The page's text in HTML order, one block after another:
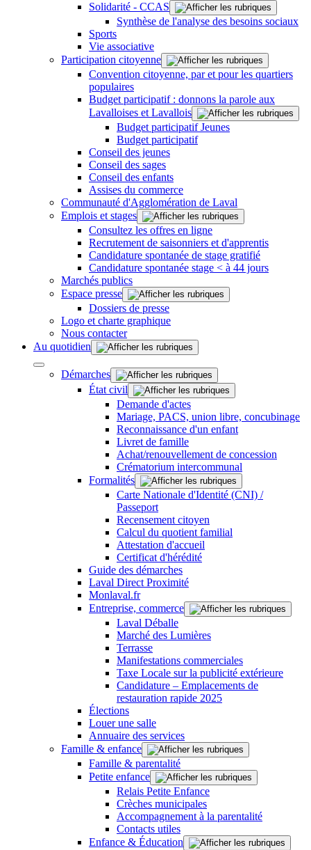
Solidarité - CCAS
Synthèse de l'analyse des besoins sociaux
Sports
Vie associative
Participation citoyenne
Convention citoyenne, par et pour les quartiers
populaires
Budget participatif : donnons la parole aux
Lavalloises et Lavallois
Budget participatif Jeunes
Budget participatif
Conseil des jeunes
Conseil des sages
Conseil des enfants
Assises du commerce
Communauté d'Agglomération de Laval
Emplois et stages
Consultez les offres en ligne
Recrutement de saisonniers et d'apprentis
Candidature spontanée de stage gratifié
Candidature spontanée stage < à 44 jours
Marchés publics
Espace presse
Dossiers de presse
Logo et charte graphique
Nous contacter
Au quotidien
Démarches
État civil
Demande d'actes
Mariage, PACS, union libre, concubinage
Reconnaissance d'un enfant
Livret de famille
Achat/renouvellement de concession
Crématorium intercommunal
Formalités
Carte Nationale d'Identité (CNI) /
Passeport
Recensement citoyen
Calcul du quotient familial
Attestation d'accueil
Certificat d'hérédité
Guide des démarches
Laval Direct Proximité
Monlaval.fr
Entreprise, commerce
Laval Déballe
Marché des Lumières
Terrasse
Manifestations commerciales
Taxe Locale sur la publicité extérieure
Candidature – Emplacements de
restauration rapide 2025
Élections
Louer une salle
Annuaire des services
Famille & enfance
Famille & parentalité
Petite enfance
Relais Petite Enfance
Crèches municipales
Accompagnement à la parentalité
Contacts utiles
Enfance & Éducation